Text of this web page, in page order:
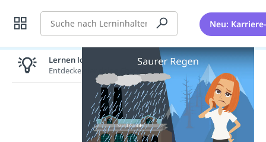
Suche Neu:
Lernen lohnt sich!
Entdecke hier deine Chancen.